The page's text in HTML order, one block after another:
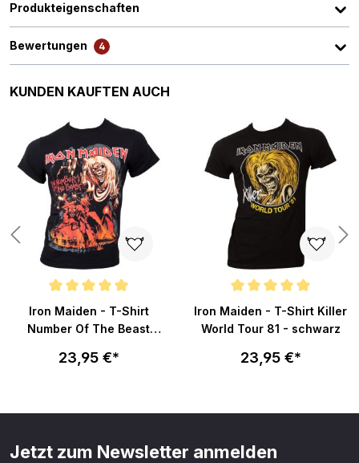
Produkteigenschaften
Bewertungen 4
Produktgalerie überspringen
KUNDEN KAUFTEN AUCH
Durchschnittliche Bewertung von 5 von 5 Sternen
Iron Maiden - T-Shirt
Number Of The Beast
23,95 €*
Durchschnittliche Bewertung
Iron Maiden - T-Shirt Killer
World Tour 81 - schwarz
23,95 €*
Jetzt zum Newsletter anmelden